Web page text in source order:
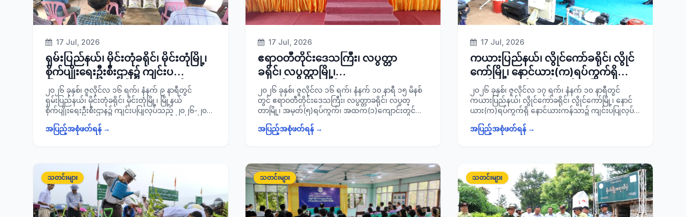
17 Jul, 2026
ရှမ်းပြည်နယ်၊ မိုင်းတုံခရိုင်၊ မိုင်းတုံမြို့၊
စိုက်ပျိုးရေးဦးစီးဌာန၌ ကျင်းပ
ပြုလုပ်‌သည့် ၂၀၂၆-၂၀၂၇ ခုနှစ်
မျိုးစေ့ထုတ်/ စံပြကွက်စိုက်တောင်သူ
များအား သွင်းအားစုများထောက်ပံ့
ပေးအပ်ပွဲအခမ်းအနားသို့ တက်ရောက်
၂၀၂၆ ခုနှစ်၊ ဇူလိုင်လ ၁၆ ရက်၊ နံနက် ၉ နာရီတွင်
ရှမ်းပြည်နယ်၊ မိုင်းတုံခရိုင်၊ မိုင်းတုံမြို့၊ မြို့နယ်
စိုက်ပျိုးရေးဦးစီးဌာန၌ ကျင်းပပြုလုပ်‌သည့် ၂၀၂၆-၂၀၂၇
မျိုးစေ့ထုတ်/ စံပြကွက်စိုက်တောင်သူများသို့ သွင်းအားစု
ကော်မတီဥက္ကဋ္ဌ၊ ခရိုင်/ မြို့နယ်စီမံခန့်ခွဲရေးနှင့်အုပ်ချုပ်
ရေးကော်မတီအဖွဲ့ဝင်များ၊ ဒေသခံတောင်သူများနှင့်အတူ
တက်ရောက်ခဲ့ပြီး စိုက်ပျိုးရေးဦးစီးဌာနမှ စိုက်ပျိုးထား
သော ယာစပါးမျိုး ယှဉ်ပြိုင်စမ်းသပ်ကွက်နှင့် နှမ်းသီးနှံ
မျိုးယှဉ်ပြိုင်စမ်းသပ်ကွက်စိုက်ပျိုးထားရှိမှုအခြေအနေ
အပြည့်အစုံဖတ်ရန် →
17 Jul, 2026
ဧရာဝတီတိုင်းဒေသကြီး၊ လပွတ္တာ
ခရိုင်၊ လပွတ္တာမြို့၊
အမှတ်(၅)ရပ်ကွက်၊
အထက(၁)ကျောင်း၌ ကျင်းပ ပြုလုပ်
သည့် နိုင်ငံတော်
အစိုးရ၏ရက်(၁၀၀)လမင်းစီမံချက်ဖြင့်
ပွဲအခမ်းအနားသို့ တက်ရောက်
၂၀၂၆ ခုနှစ်၊ ဇူလိုင်လ ၁၆ ရက်၊ နံနက် ၁၀ နာရီ ၁၅ မိနစ်
တွင် ဧရာဝတီတိုင်းဒေသကြီး၊ လပွတ္တာခရိုင်၊ လပွတ္
တာမြို့၊ အမှတ်(၅)ရပ်ကွက်၊ အထက(၁)ကျောင်းတွင်
ရက်(၁၀၀)လမင်းစီမံချက်ဖြင့် ကျောင်းသား/ သူများအား
မြို့နယ် စီမံခန့်ခွဲရေးနှင့်အုပ်ချုပ်ရေးကော်မတီဥက္ကဋ္ဌ၊
ခရိုင်/ မြို့နယ်စီမံခန့်ခွဲရေးနှင့်အုပ်ချုပ်ရေးကော်မတီ အဖွဲ့
ဝင်များ၊ ဆရာ/မများ၊ ကျောင်းသား/ သူများ စုစုပေါင်း
အင်အား ၈၀ ဦးတို့ တက်ရောက်ခဲ့ကြောင်း သတင်းရရှိ
ပါသည်။
အပြည့်အစုံဖတ်ရန် →
17 Jul, 2026
ကယားပြည်နယ်၊ လွိုင်ကော်ခရိုင်၊ လွိုင်
ကော်မြို့၊ နောင်ယား(က)ရပ်ကွက်ရှိ
နောင်ယားကန်သာ၌ ကျင်းပ ပြုလုပ်
သည့် ရေဘေးအန္တရာယ်ကာကွယ်ရေး
ဇာတ်တိုက်လေ့ကျင့်ခြင်းအခမ်းအနားသို့
တက်ရောက်
၂၀၂၆ ခုနှစ်၊ ဇူလိုင်လ ၁၇ ရက်၊ နံနက် ၁၀ နာရီတွင်
ကယားပြည်နယ်၊ လွိုင်ကော်ခရိုင်၊ လွိုင်ကော်မြို့၊ နောင်
ယား(က)ရပ်ကွက်ရှိ နောင်ယားကန်သာ၌ ကျင်းပပြုလုပ်
အန္တရာယ်များကျရောက်ပါက ကူညီကယ်ဆယ်မှုများ
အစိုးရအဖွဲ့ဝင် ဝန်ကြီးများ၊ ပြည်နယ်အစိုးရအဖွဲ့
အတွင်းရေးမှူး ပြည်နယ်အုပ်ချုပ်ရေးမှူး ဦးလင်းကိုကို၊
ခရိုင်/ မြို့နယ်အဆင့်သက်ဆိုင်ရာဌာနများမှတာဝန်ရှိ
သူများ တက်ရောက်ခဲ့ကြောင်း သတင်း ရရှိပါသည်။
အပြည့်အစုံဖတ်ရန် →
သတင်းများ သတင်းများ သတင်းများ